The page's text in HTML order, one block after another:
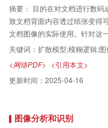
MSFF-GAN在结冰风洞云雾环
结冰风洞图像的清晰化处理提
更精准、可靠的机翼结冰图像
摘要： 目的在对文档进行数码
致文档背面内容透过纸张变得
文档图像的实际使用。针对这
辑的均值回归思想，不需要任
因素的能力，不仅解决了文
方法所提方法通过均值回归随
量，将其转换为带有固定高斯
糊逻辑操作来推理每个像素
像，获得干净的无透射图像。
关键词： 扩散模型;模糊逻辑;
<网络PDF> <引用本文>
更新时间： 2025-04-16
图像分析和识别